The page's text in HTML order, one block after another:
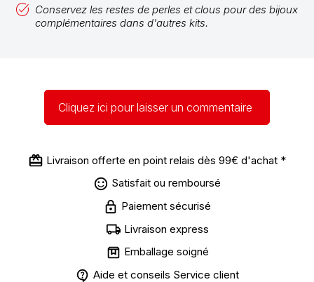
Conservez les restes de perles et clous pour des bijoux
complémentaires dans d'autres kits.
Cliquez ici pour laisser un commentaire
Livraison offerte en point relais dès 99€ d'achat *
Satisfait ou remboursé
Paiement sécurisé
Livraison express
Emballage soigné
Aide et conseils Service client